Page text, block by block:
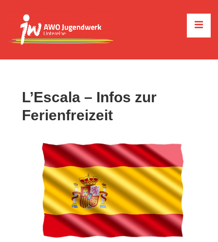
L’Escala – Infos zur
Ferienfreizeit